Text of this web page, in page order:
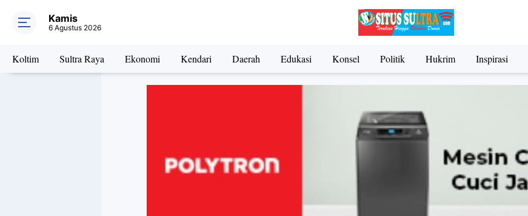
Kamis
6 Agustus 2026
Koltim Sultra Raya Ekonomi Kendari Daerah Edukasi Konsel Politik Hukrim Inspirasi